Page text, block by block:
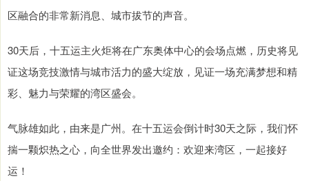
区融合的非常新消息、城市拔节的声音。
30天后，十五运主火炬将在广东奥体中心的会场点燃，历史将见
证这场竞技激情与城市活力的盛大绽放，见证一场充满梦想和精
彩、魅力与荣耀的湾区盛会。
气脉雄如此，由来是广州。在十五运会倒计时30天之际，我们怀
揣一颗炽热之心，向全世界发出邀约：欢迎来湾区，一起接好
运！